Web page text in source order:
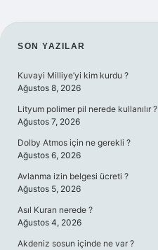
SIDEBAR
SON YAZILAR
Kuvayi Milliye’yi kim kurdu ?
Ağustos 8, 2026
Lityum polimer pil nerede kullanılır ?
Ağustos 7, 2026
Dolby Atmos için ne gerekli ?
Ağustos 6, 2026
Avlanma izin belgesi ücreti ?
Ağustos 5, 2026
Asıl Kuran nerede ?
Ağustos 4, 2026
Akdeniz sosun içinde ne var ?